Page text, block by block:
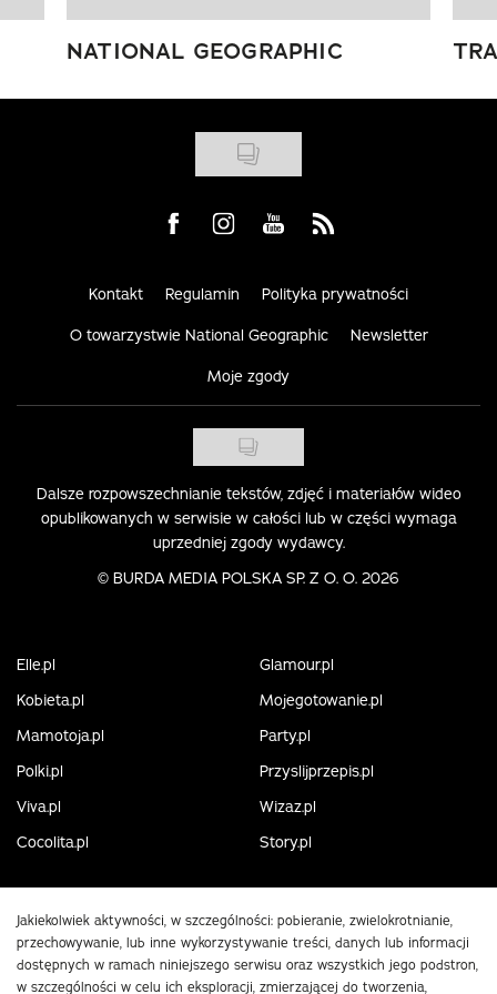
NATIONAL GEOGRAPHIC
Visit us on Facebook
Visit us on Instagram
Visit us on Youtube
Visit us on Rss
Kontakt Regulamin Polityka prywatności
O towarzystwie National Geographic Newsletter
Moje zgody
Dalsze rozpowszechnianie tekstów, zdjęć i materiałów wideo
opublikowanych w serwisie w całości lub w części wymaga
uprzedniej zgody wydawcy.
© BURDA MEDIA POLSKA SP. Z O. O. 2026
Elle.pl
Glamour.pl
Kobieta.pl
Mojegotowanie.pl
Mamotoja.pl
Party.pl
Polki.pl
Przyslijprzepis.pl
Viva.pl
Wizaz.pl
Cocolita.pl
Story.pl
Jakiekolwiek aktywności, w szczególności: pobieranie, zwielokrotnianie,
przechowywanie, lub inne wykorzystywanie treści, danych lub informacji
dostępnych w ramach niniejszego serwisu oraz wszystkich jego podstron,
w szczególności w celu ich eksploracji, zmierzającej do tworzenia,